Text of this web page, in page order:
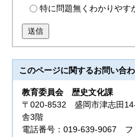
特に問題無くわかりやす
送信
このページに関するお問い合
教育委員会 歴史文化課
〒020-8532 盛岡市津志田
舎3階
電話番号：019-639-9067 フ